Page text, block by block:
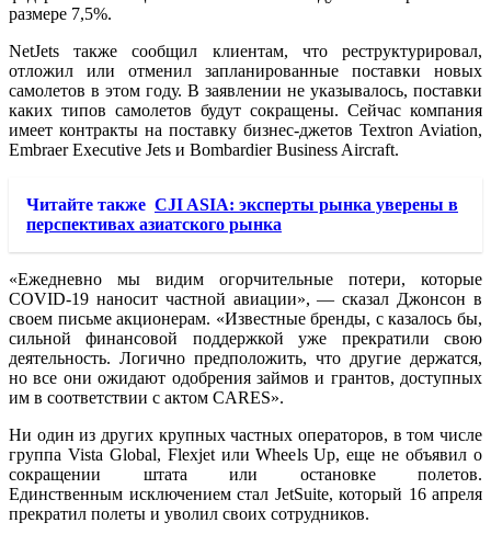
размере 7,5%.
NetJets также сообщил клиентам, что реструктурировал,
отложил или отменил запланированные поставки новых
самолетов в этом году. В заявлении не указывалось, поставки
каких типов самолетов будут сокращены. Сейчас компания
имеет контракты на поставку бизнес-джетов Textron Aviation,
Embraer Executive Jets и Bombardier Business Aircraft.
Читайте также CJI ASIA: эксперты рынка уверены в
перспективах азиатского рынка
«Ежедневно мы видим огорчительные потери, которые
COVID-19 наносит частной авиации», — сказал Джонсон в
своем письме акционерам. «Известные бренды, с казалось бы,
сильной финансовой поддержкой уже прекратили свою
деятельность. Логично предположить, что другие держатся,
но все они ожидают одобрения займов и грантов, доступных
им в соответствии с актом CARES».
Ни один из других крупных частных операторов, в том числе
группа Vista Global, Flexjet или Wheels Up, еще не объявил о
сокращении штата или остановке полетов.
Единственным исключением стал JetSuite, который 16 апреля
прекратил полеты и уволил своих сотрудников.